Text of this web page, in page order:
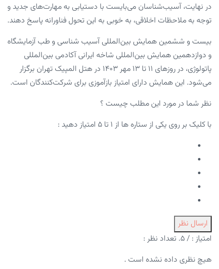
در نهایت، آسیب‌شناسان می‌بایست با دستیابی به مهارت‌های جدید و
توجه به ملاحظات اخلاقی، به خوبی به این تحول فناورانه پاسخ دهند.
بیست و ششمین همایش بین‌المللی آسیب شناسی و طب آزمایشگاه
و دوازدهمین همایش بین‌المللی شاخه ایرانی آکادمی بین‌المللی
پاتولوژی، در روزهای ۱۱ تا ۱۳ مهر ۱۴۰۳ در هتل المپیک تهران برگزار
می‌شود. این همایش دارای امتیاز بازآموزی برای شرکت‌کنندگان است.
نظر شما در مورد این مطلب چیست ؟
با کلیک بر روی یکی از ستاره ها از ۱ تا ۵ امتیاز دهید :
ارسال نظر
امتیاز : / ۵. تعداد نظر :
هیچ نظری داده نشده است .